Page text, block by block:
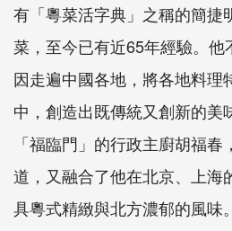
有「粵菜活字典」之稱的簡捷
菜，至今已有近65年經驗。
因走遍中國各地，將各地料理
中，創造出既傳統又創新的美
「福臨門」的行政主廚胡福
道，又融合了他在北京、上海
具粵式精緻與北方濃郁的風味。